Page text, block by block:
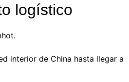
logístico
interior de China hasta llegar a